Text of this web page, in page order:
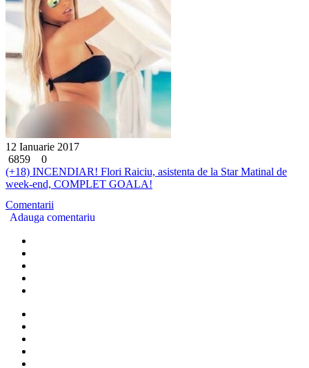
12 Ianuarie 2017
6859
0
(+18) INCENDIAR! Flori Raiciu, asistenta de la Star Matinal de
week-end, COMPLET GOALA!
Comentarii
Adauga comentariu